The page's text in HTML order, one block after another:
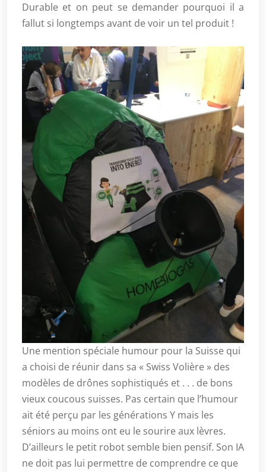
Durable et on peut se demander pourquoi il a
fallut si longtemps avant de voir un tel produit !
Une mention spéciale humour pour la Suisse qui
a choisi de réunir dans sa « Swiss Volière » des
modèles de drônes sophistiqués et . . . de bons
vieux coucous suisses. Pas certain que l’humour
ait été perçu par les générations Y mais les
séniors au moins ont eu le sourire aux lèvres.
D’ailleurs le petit robot semble bien pensif. Son IA
ne doit pas lui permettre de comprendre ce que